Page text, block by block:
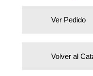
Ver Pedido
Volver al